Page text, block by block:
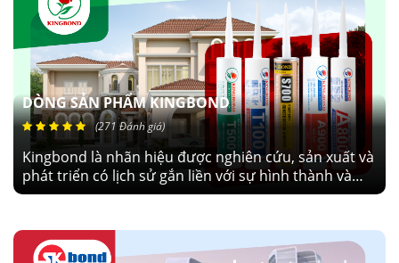
DÒNG SẢN PHẨM KINGBOND
(271 Đánh giá)
Kingbond là nhãn hiệu được nghiên cứu, sản xuất và
phát triển có lịch sử gắn liền với sự hình thành và
phát triển của công ty trên 10 năm. Kingbond đa
KINGBOND - GIÁ TRỊ KẾT NỐI NIỀM TIN